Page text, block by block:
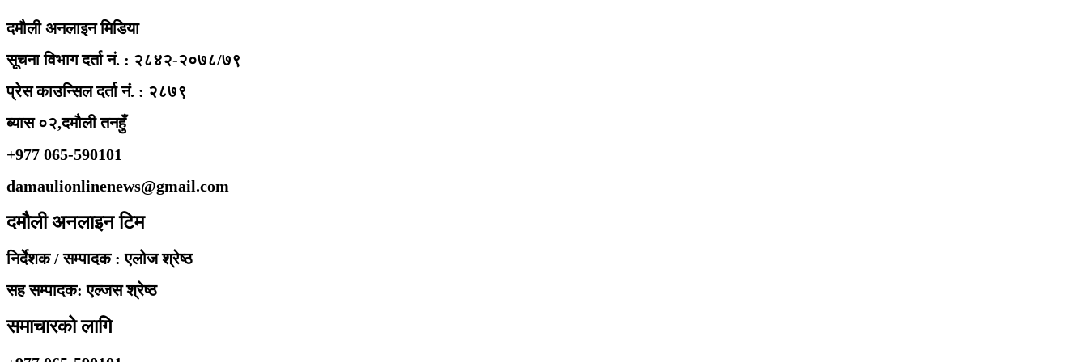
दमौली अनलाइन मिडिया
सूचना विभाग दर्ता नं. : २८४२-२०७८/७९
प्रेस काउन्सिल दर्ता नं. : २८७९
ब्यास ०२,दमौली तनहुँ
+977 065-590101
damaulionlinenews@gmail.com
दमौली अनलाइन टिम
निर्देशक / सम्पादक : एलोज श्रेष्ठ
सह सम्पादक: एल्जस श्रेष्ठ
समाचारको लागि